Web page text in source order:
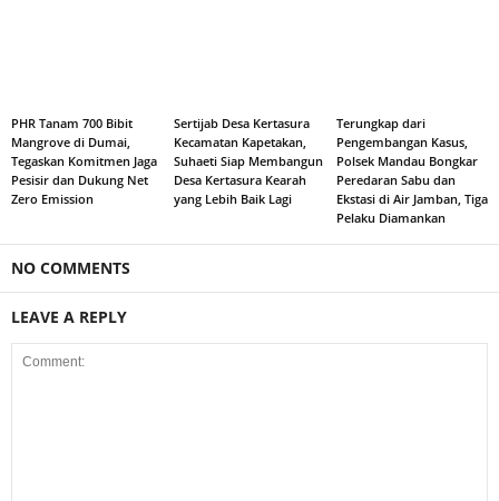
PHR Tanam 700 Bibit
Mangrove di Dumai,
Tegaskan Komitmen Jaga
Pesisir dan Dukung Net
Zero Emission
Sertijab Desa Kertasura
Kecamatan Kapetakan,
Suhaeti Siap Membangun
Desa Kertasura Kearah
yang Lebih Baik Lagi
Terungkap dari
Pengembangan Kasus,
Polsek Mandau Bongkar
Peredaran Sabu dan
Ekstasi di Air Jamban, Tiga
Pelaku Diamankan
NO COMMENTS
LEAVE A REPLY